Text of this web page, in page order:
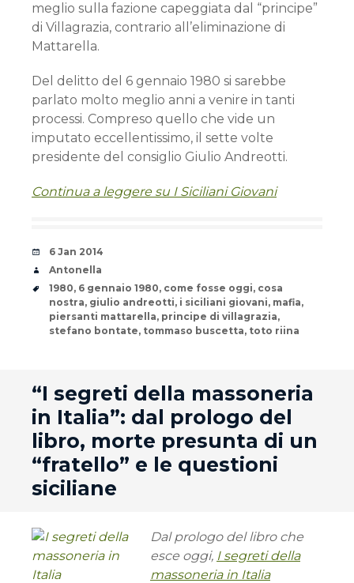
meglio sulla fazione capeggiata dal “principe”
di Villagrazia, contrario all’eliminazione di
Mattarella.
Del delitto del 6 gennaio 1980 si sarebbe
parlato molto meglio anni a venire in tanti
processi. Compreso quello che vide un
imputato eccellentissimo, il sette volte
presidente del consiglio Giulio Andreotti.
Continua a leggere su I Siciliani Giovani
Date
6 Jan 2014
Author
Antonella
Tags
1980, 6 gennaio 1980, come fosse oggi, cosa
nostra, giulio andreotti, i siciliani giovani, mafia,
piersanti mattarella, principe di villagrazia,
stefano bontate, tommaso buscetta, toto riina
“I segreti della massoneria
in Italia”: dal prologo del
libro, morte presunta di un
“fratello” e le questioni
siciliane
Dal prologo del libro che
esce oggi, I segreti della
massoneria in Italia